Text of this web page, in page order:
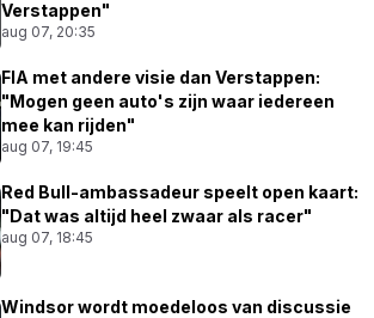
Verstappen"
aug 07, 20:35
FIA met andere visie dan Verstappen:
"Mogen geen auto's zijn waar iedereen
mee kan rijden"
aug 07, 19:45
Red Bull-ambassadeur speelt open kaart:
"Dat was altijd heel zwaar als racer"
aug 07, 18:45
Windsor wordt moedeloos van discussie